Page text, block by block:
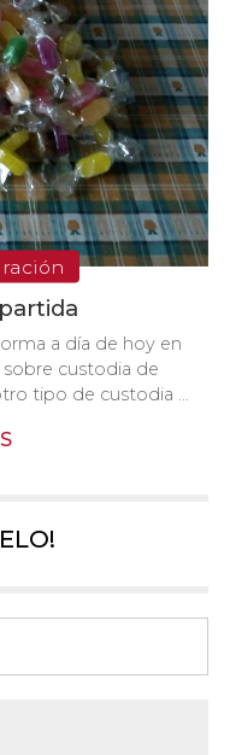
a día de hoy en
custodia de
tipo de custodia si
de ambos, tiene
le prive incluso de
impedir una